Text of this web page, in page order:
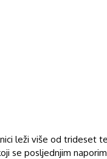
leži više od trideset
se posljednjim